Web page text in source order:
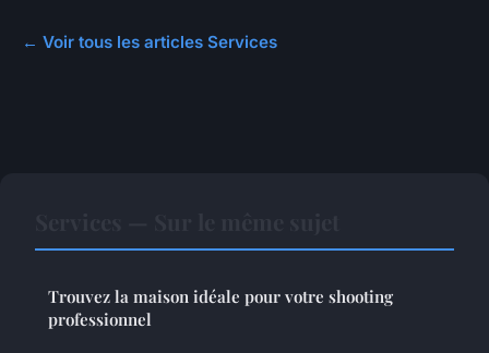
← Voir tous les articles Services
Trouvez la maison idéale pour votre shooting
professionnel